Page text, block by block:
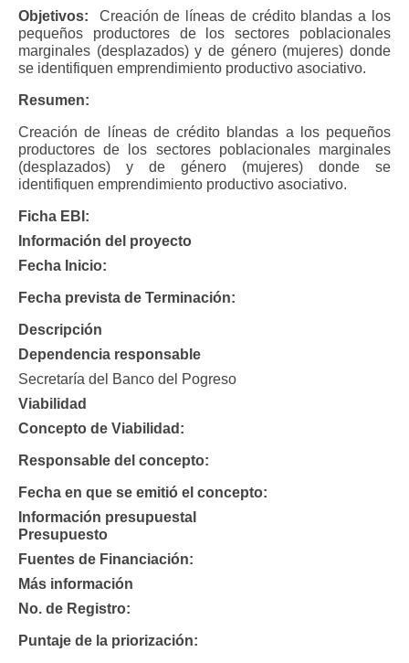
Objetivos: Creación de líneas de crédito blandas a los
pequeños productores de los sectores poblacionales
marginales (desplazados) y de género (mujeres) donde
se identifiquen emprendimiento productivo asociativo.
Resumen:
Creación de líneas de crédito blandas a los pequeños
productores de los sectores poblacionales marginales
(desplazados) y de género (mujeres) donde se
identifiquen emprendimiento productivo asociativo.
Ficha EBI:
Información del proyecto
Fecha Inicio:
Fecha prevista de Terminación:
Descripción
Dependencia responsable
Secretaría del Banco del Pogreso
Viabilidad
Concepto de Viabilidad:
Responsable del concepto:
Fecha en que se emitió el concepto:
Información presupuestal
Presupuesto
Fuentes de Financiación:
Más información
No. de Registro:
Puntaje de la priorización: